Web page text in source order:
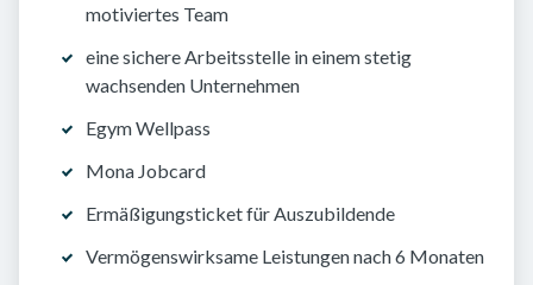
motiviertes Team
eine sichere Arbeitsstelle in einem stetig
wachsenden Unternehmen
Egym Wellpass
Mona Jobcard
Ermäßigungsticket für Auszubildende
Vermögenswirksame Leistungen nach 6 Monaten